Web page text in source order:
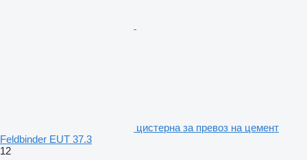
цистерна за превоз на цемент
Feldbinder EUT 37.3
12